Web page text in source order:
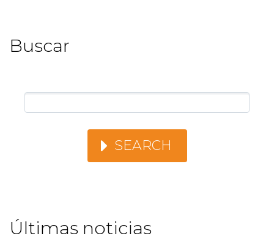
Buscar
SEARCH
Últimas noticias